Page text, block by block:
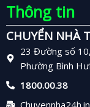
Thông tin
CHUYỂN NHÀ
23 Đường số
Phường Bình
1800.00.38